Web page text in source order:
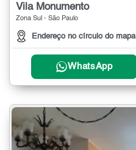
Vila Monumento
Zona Sul - São Paulo
Endereço no círculo do mapa
WhatsApp